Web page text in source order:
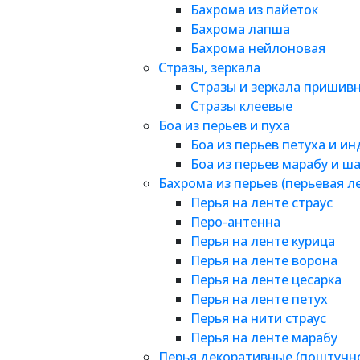
Бахрома из пайеток
Бахрома лапша
Бахрома нейлоновая
Стразы, зеркала
Стразы и зеркала
Стразы клеевые
Боа из перьев и пуха
Боа из перьев петуха и
Боа из перьев марабу и
Бахрома из перьев (перьевая
Перья на ленте страус
Перо-антенна
Перья на ленте курица
Перья на ленте ворона
Перья на ленте цесарка
Перья на ленте петух
Перья на нити страус
Перья на ленте марабу